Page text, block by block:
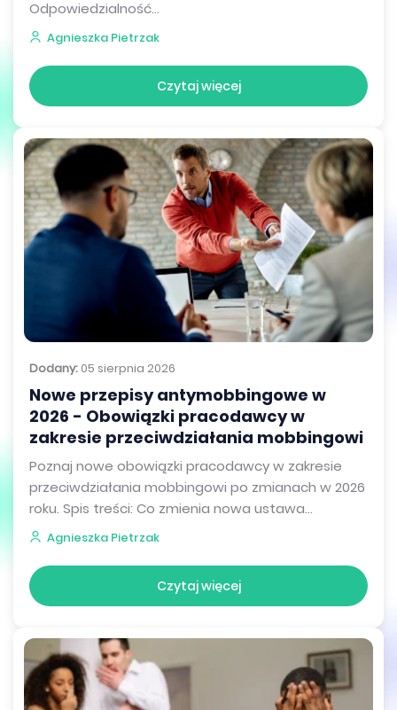
Odpowiedzialność...
Agnieszka Pietrzak
Czytaj więcej
Dodany: 05 sierpnia 2026
Nowe przepisy antymobbingowe w
2026 - Obowiązki pracodawcy w
zakresie przeciwdziałania mobbingowi
Poznaj nowe obowiązki pracodawcy w zakresie
przeciwdziałania mobbingowi po zmianach w 2026
roku. Spis treści: Co zmienia nowa ustawa...
Agnieszka Pietrzak
Czytaj więcej